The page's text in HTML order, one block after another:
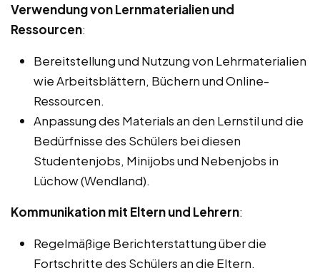
Verwendung von Lernmaterialien und
Ressourcen:
Bereitstellung und Nutzung von Lehrmaterialien
wie Arbeitsblättern, Büchern und Online-
Ressourcen.
Anpassung des Materials an den Lernstil und die
Bedürfnisse des Schülers bei diesen
Studentenjobs, Minijobs und Nebenjobs in
Lüchow (Wendland).
Kommunikation mit Eltern und Lehrern:
Regelmäßige Berichterstattung über die
Fortschritte des Schülers an die Eltern.